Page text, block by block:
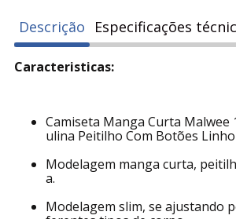
Descrição Especificações
Caracteristicas:
Camiseta Manga Curta Malwee
ulina Peitilho Com Botões Linho
Modelagem manga curta,
a.
Modelagem slim, se ajustando